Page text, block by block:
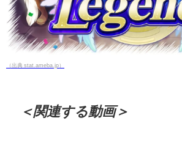
（出典 stat.ameba.jp）
＜関連する動画＞